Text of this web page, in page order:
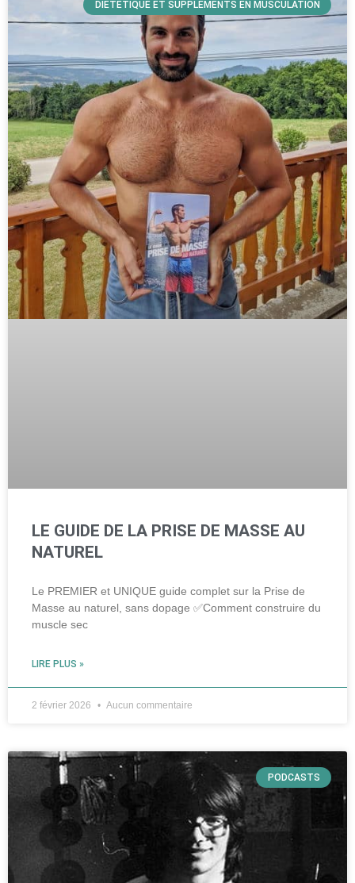
DIÉTÉTIQUE ET SUPPLÉMENTS EN MUSCULATION
LE GUIDE DE LA PRISE DE MASSE AU
NATUREL
Le PREMIER et UNIQUE guide complet sur la Prise de
Masse au naturel, sans dopage ✅Comment construire du
muscle sec
LIRE PLUS »
2 février 2026 Aucun commentaire
PODCASTS